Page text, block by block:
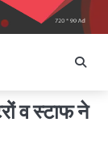
व स्टाफ ने